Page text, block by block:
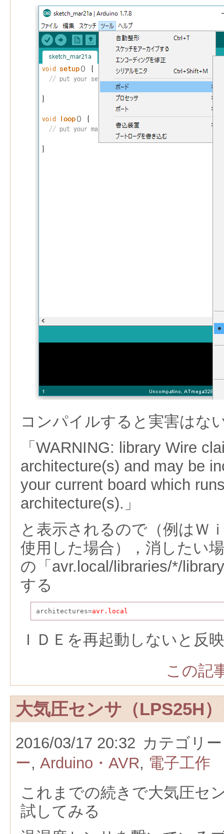
コンパイルすると実害はな
「WARNING: library Wire
architecture(s) and may be
your current board which
architecture(s).」
と表示されるので（例はＷ
使用した場合），消したい
の「avr.local/libraries/*/
する
architectures=avr.local
ＩＤＥを再起動しないと反
この記
大気圧センサ（LPS25H
2016/03/17 20:32 カテゴリ
ー, Arduino・AVR, 電子工作
これまでの続きで大気圧セ
試してみる